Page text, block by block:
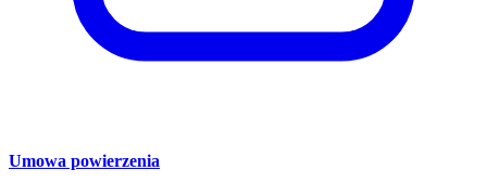
Umowa powierzenia